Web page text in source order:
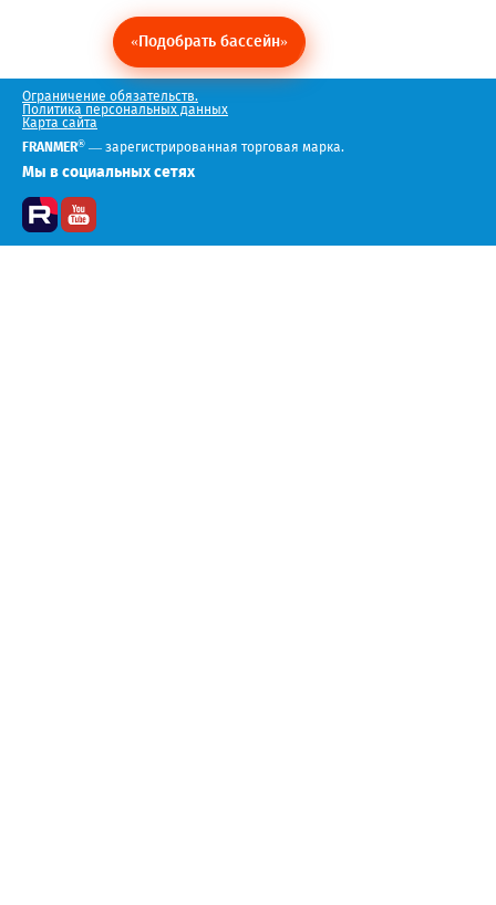
«Подобрать бассейн»
Ограничение обязательств.
Политика персональных данных
Карта сайта
FRANMER® — зарегистрированная торговая марка.
Мы в социальных сетях